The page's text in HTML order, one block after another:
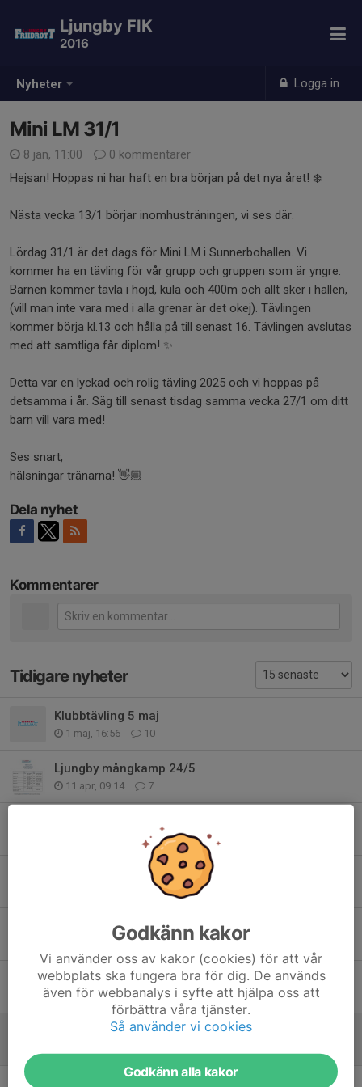
Nyheter Logga in
Ljungby FIK
2016
Mini LM 31/1
8 jan, 11:00
0 kommentarer
Hejsan! Hoppas ni har haft en bra början på det nya året! ❄️
Nästa vecka 13/1 börjar inomhusträningen, vi ses där.
Lördag 31/1 är det dags för Mini LM i Sunnerbohallen. Vi
kommer ha en tävling för vår grupp och gruppen som är yngre.
Barnen kommer tävla i höjd, kula och 400m och allt sker i hallen,
(vill man inte vara med i alla grenar är det okej). Tävlingen
kommer börja kl.13 och hålla på till senast 16. Tävlingen avslutas
med att samtliga får diplom! ✨
Detta var en lyckad och rolig tävling 2025 och vi hoppas på
detsamma i år. Säg till senast tisdag samma vecka 27/1 om ditt
barn vill vara med!
Ses snart,
hälsningar tränarna! 👋🏼
Dela nyhet
Kommentarer
Tidigare nyheter
Klubbtävling 5 maj
1 maj, 16:56 10
Ljungby mångkamp 24/5
11 apr, 09:14 7
13
Växjö mångkamp 21/3 - tidsprogram
0
Växjö Mångkamp
22 feb, 19:59 8
Mini LM
31 jan, 19:30 0
Mini LM 31/1
Godkänn kakor
Vi använder oss av kakor (cookies) för att vår
webbplats ska fungera bra för dig. De används
även för webbanalys i syfte att hjälpa oss att
förbättra våra tjänster.
Så använder vi cookies
Godkänn alla kakor